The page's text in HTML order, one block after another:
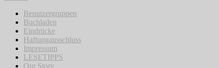
Benutzergruppen
Buchladen
Eindrücke
Haftungausschluss
Impressum
LESETIPPS
Our Story